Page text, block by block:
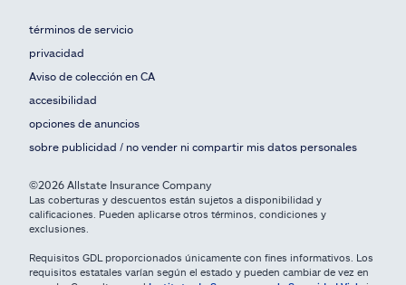
términos de servicio
privacidad
Aviso de colección en CA
accesibilidad
opciones de anuncios
sobre publicidad / no vender ni compartir mis datos personales
©2026 Allstate Insurance Company
Las coberturas y descuentos están sujetos a disponibilidad y
calificaciones. Pueden aplicarse otros términos, condiciones y
exclusiones.
Requisitos GDL proporcionados únicamente con fines informativos. Los
requisitos estatales varían según el estado y pueden cambiar de vez en